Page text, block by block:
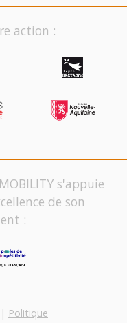
action :
s'appuie
de son
:
Politique